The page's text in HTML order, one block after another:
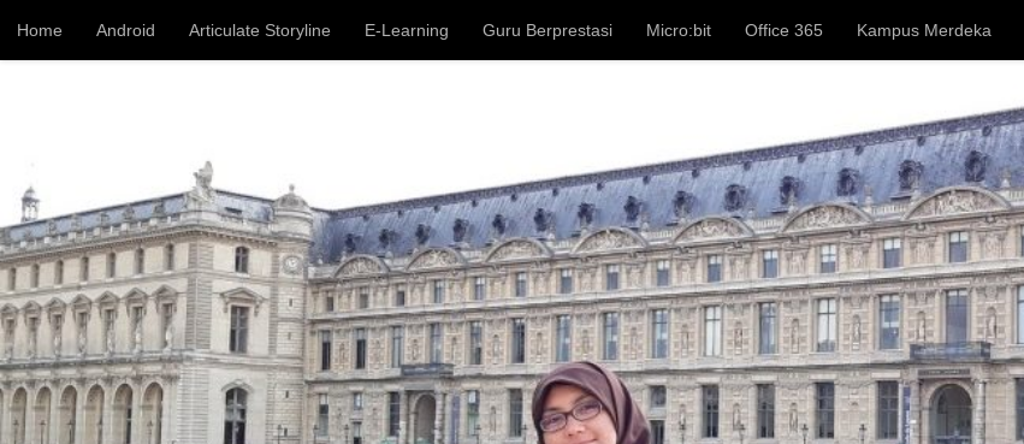
Skip to content
Home Android Articulate Storyline E-Learning Guru Berprestasi Micro:bit Office 365 Kampus Merdeka